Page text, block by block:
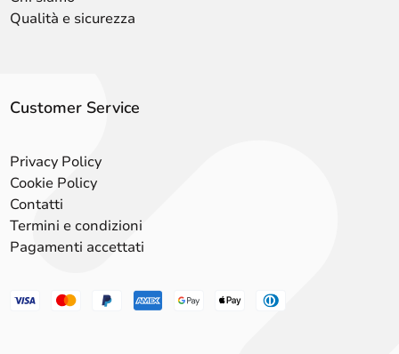
Qualità e sicurezza
Customer Service
Privacy Policy
Cookie Policy
Contatti
Termini e condizioni
Pagamenti accettati